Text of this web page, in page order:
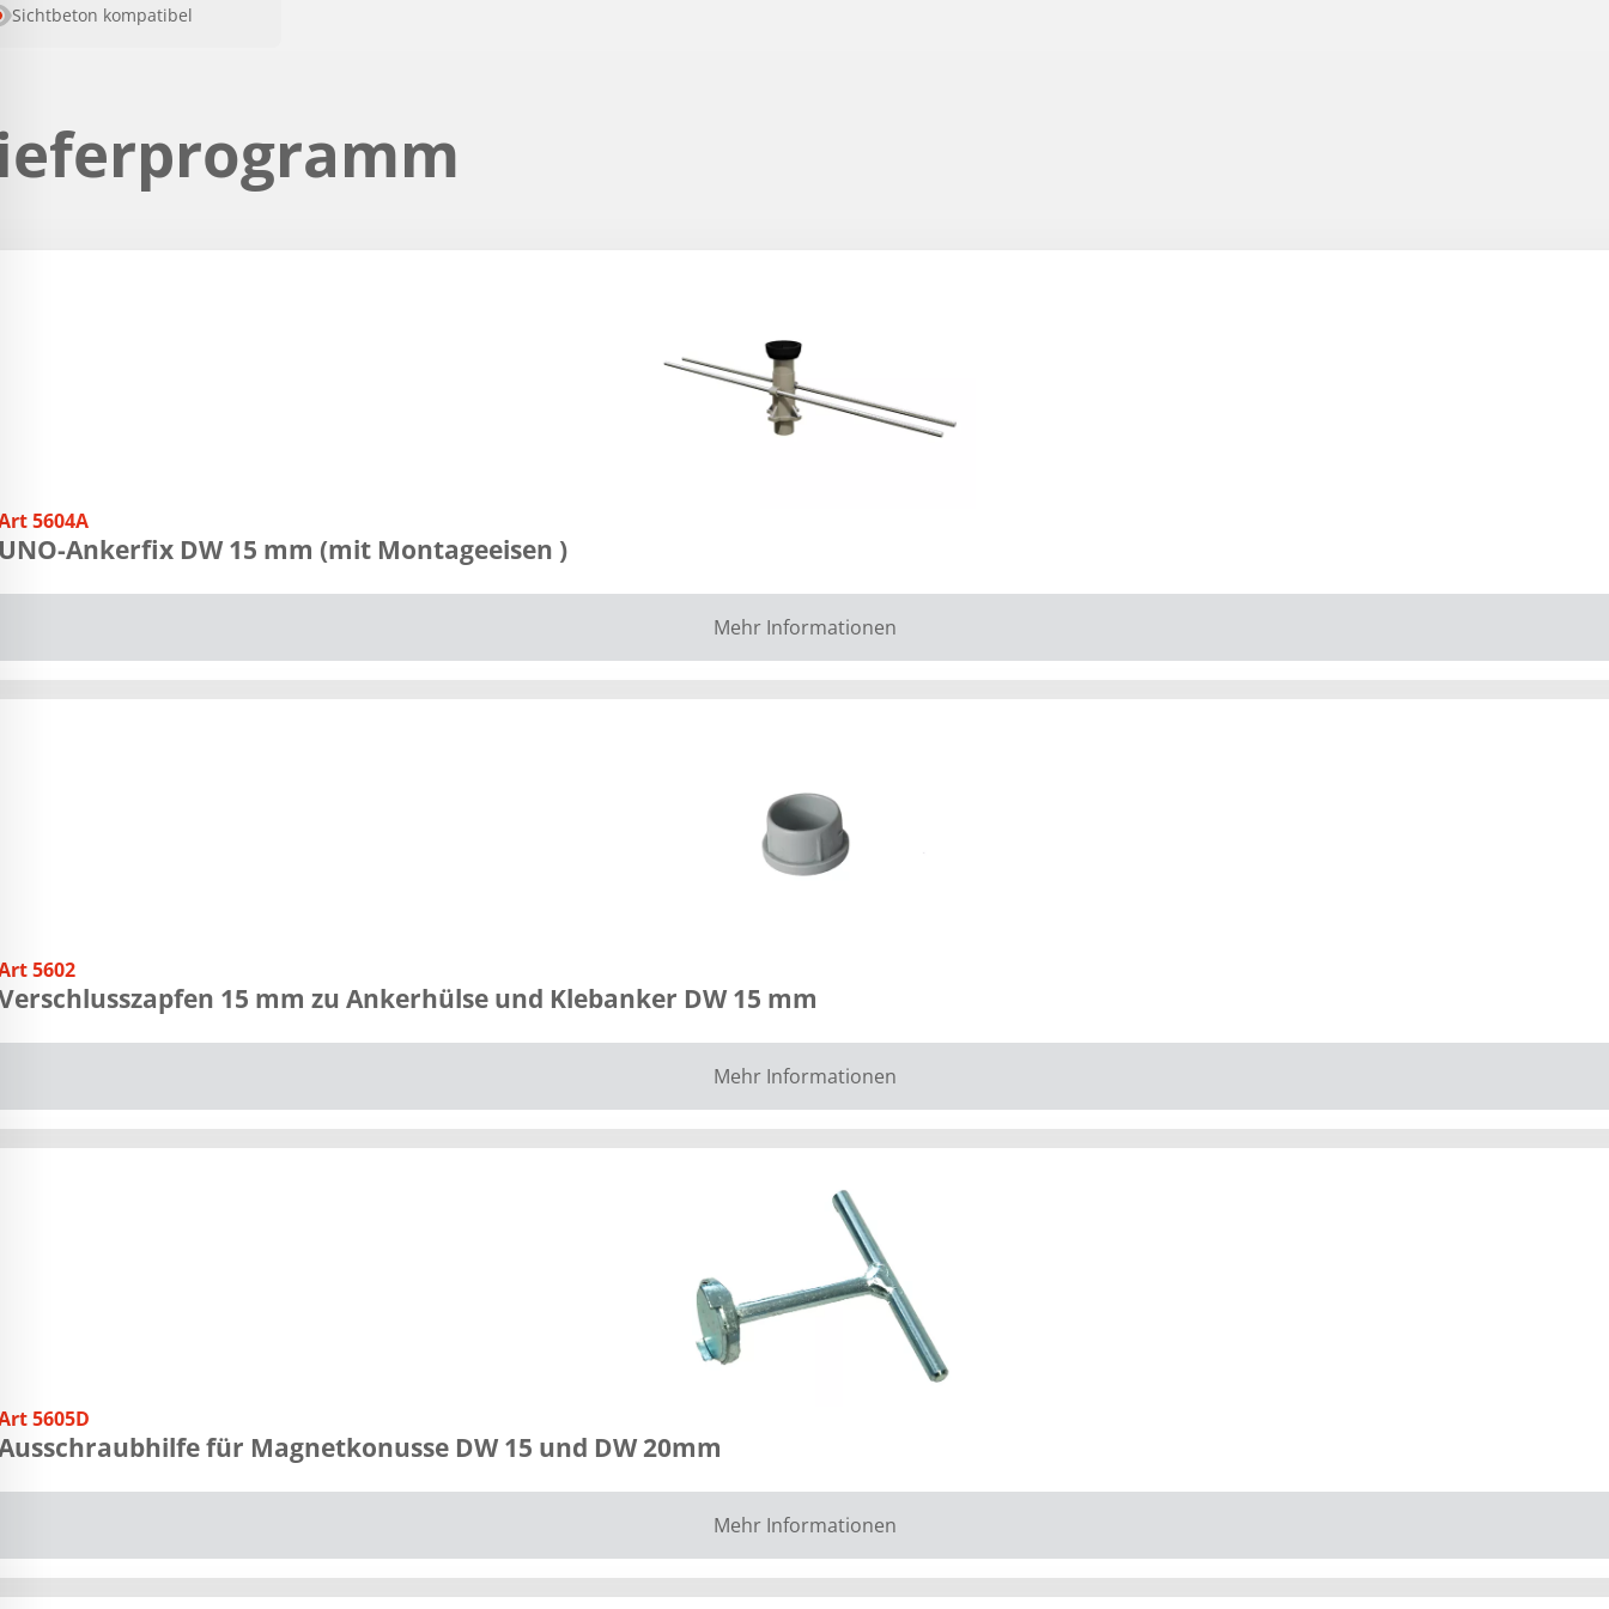
Sichtbeton kompatibel
5604A
Ankerfix DW 15 mm (mit Montageeisen )
Mehr Informationen
5602
15 mm zu Ankerhülse und Klebanker DW 15 mm
Mehr Informationen
5605D
für Magnetkonusse DW 15 und DW 20mm
Mehr Informationen